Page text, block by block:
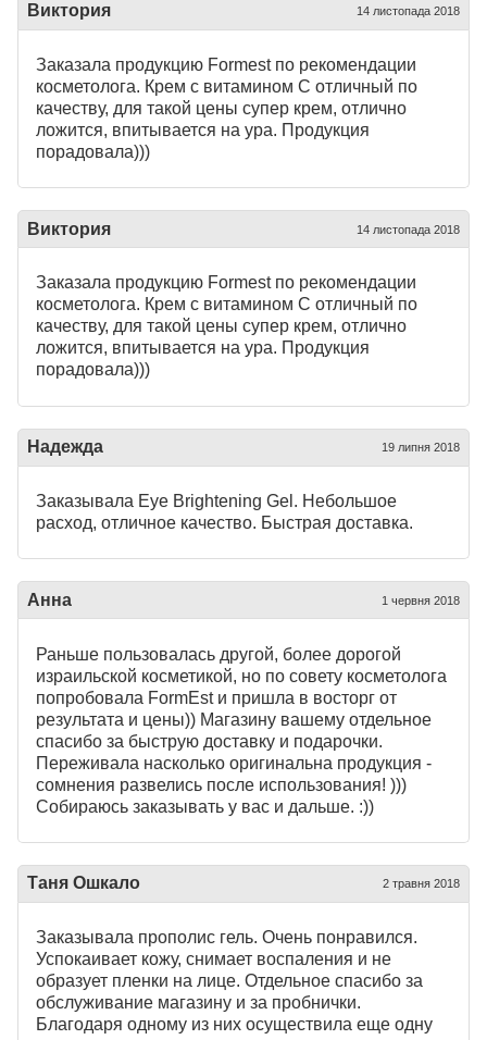
Виктория 14 листопада 2018
Заказала продукцию Formest по рекомендации
косметолога. Крем с витамином С отличный по
качеству, для такой цены супер крем, отлично
ложится, впитывается на ура. Продукция
порадовала)))
Виктория 14 листопада 2018
Заказала продукцию Formest по рекомендации
косметолога. Крем с витамином С отличный по
качеству, для такой цены супер крем, отлично
ложится, впитывается на ура. Продукция
порадовала)))
Надежда 19 липня 2018
Заказывала Eye Brightening Gel. Небольшое
расход, отличное качество. Быстрая доставка.
Анна 1 червня 2018
Раньше пользовалась другой, более дорогой
израильской косметикой, но по совету косметолога
попробовала FormEst и пришла в восторг от
результата и цены)) Магазину вашему отдельное
спасибо за быструю доставку и подарочки.
Переживала насколько оригинальна продукция -
сомнения развелись после использования! )))
Собираюсь заказывать у вас и дальше. :))
Таня Ошкало 2 травня 2018
Заказывала прополис гель. Очень понравился.
Успокаивает кожу, снимает воспаления и не
образует пленки на лице. Отдельное спасибо за
обслуживание магазину и за пробнички.
Благодаря одному из них осуществила еще одну